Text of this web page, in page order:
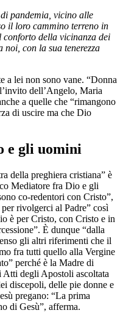
pandemia, vicino alle
il loro cammino terreno in
conforto della vicinanza dei
con la sua tenerezza
a lei non sono vane. “Donna
dell’Angelo, Maria
a quelle che “rimangono
di uscire ma che Dio
e gli uomini
della preghiera cristiana” è
Mediatore fra Dio e gli
co-redentori con Cristo”,
rivolgerci al Padre” così
è per Cristo, con Cristo e in
È dunque “dalla
gli altri riferimenti che il
fra tutti quello alla Vergine
perché è la Madre di
Atti degli Apostoli ascoltata
discepoli, delle pie donne e
pregano: “La prima
di Gesù”, afferma.